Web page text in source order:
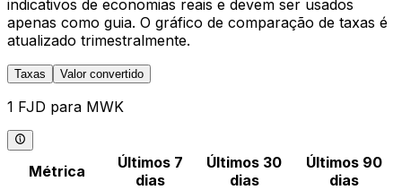
indicativos de economias reais e devem ser usados
apenas como guia. O gráfico de comparação de taxas é
atualizado trimestralmente.
Taxas Valor convertido
1 FJD para MWK
Métrica
Últimos 7
dias
Últimos 30
dias
Últimos 90
dias